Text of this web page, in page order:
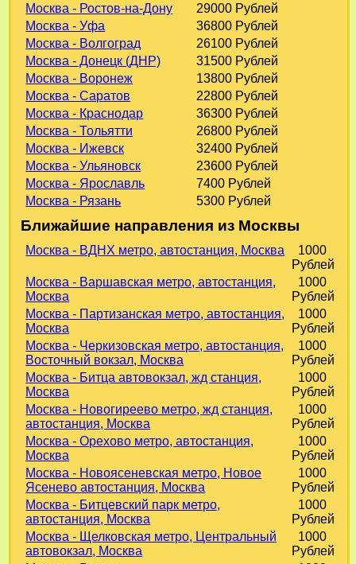
Москва - Ростов-на-Дону
29000 Рублей
Москва - Уфа
36800 Рублей
Москва - Волгоград
26100 Рублей
Москва - Донецк (ДНР)
31500 Рублей
Москва - Воронеж
13800 Рублей
Москва - Саратов
22800 Рублей
Москва - Краснодар
36300 Рублей
Москва - Тольятти
26800 Рублей
Москва - Ижевск
32400 Рублей
Москва - Ульяновск
23600 Рублей
Москва - Ярославль
7400 Рублей
Москва - Рязань
5300 Рублей
Ближайшие направления из Москвы
Москва - ВДНХ метро, автостанция, Москва
1000
Рублей
Москва - Варшавская метро, автостанция,
Москва
1000
Рублей
Москва - Партизанская метро, автостанция,
Москва
1000
Рублей
Москва - Черкизовская метро, автостанция,
Восточный вокзал, Москва
1000
Рублей
Москва - Битца автовокзал, жд станция,
Москва
1000
Рублей
Москва - Новогиреево метро, жд станция,
автостанция, Москва
1000
Рублей
Москва - Орехово метро, автостанция,
Москва
1000
Рублей
Москва - Новоясеневская метро, Новое
Ясенево автостанция, Москва
1000
Рублей
Москва - Битцевский парк метро,
автостанция, Москва
1000
Рублей
Москва - Щелковская метро, Центральный
автовокзал, Москва
1000
Рублей